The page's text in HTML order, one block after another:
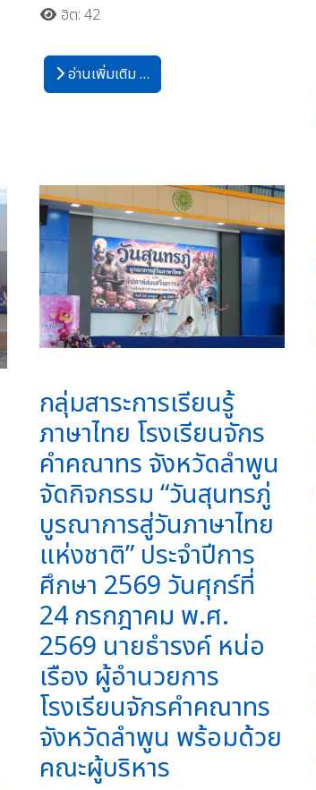
ฮิต: 42
อ่านเพิ่มเติม …
กลุ่มสาระการเรียนรู้
ภาษาไทย โรงเรียนจักร
คำคณาทร จังหวัดลำพูน
จัดกิจกรรม “วันสุนทรภู่
บูรณาการสู่วันภาษาไทย
แห่งชาติ” ประจำปีการ
ศึกษา 2569 วันศุกร์ที่
24 กรกฎาคม พ.ศ.
2569 นายธำรงค์ หน่อ
เรือง ผู้อำนวยการ
โรงเรียนจักรคำคณาทร
จังหวัดลำพูน พร้อมด้วย
คณะผู้บริหาร